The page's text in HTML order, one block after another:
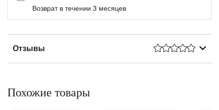
Возврат в течении 3 месяцев
Отзывы
Похожие товары